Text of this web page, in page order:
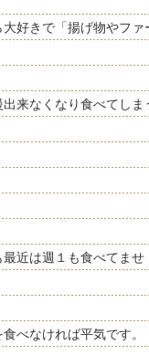
好きで「揚げ物やファ
来なくなり食べてしま
近は週１も食べてませ
べなければ平気です。